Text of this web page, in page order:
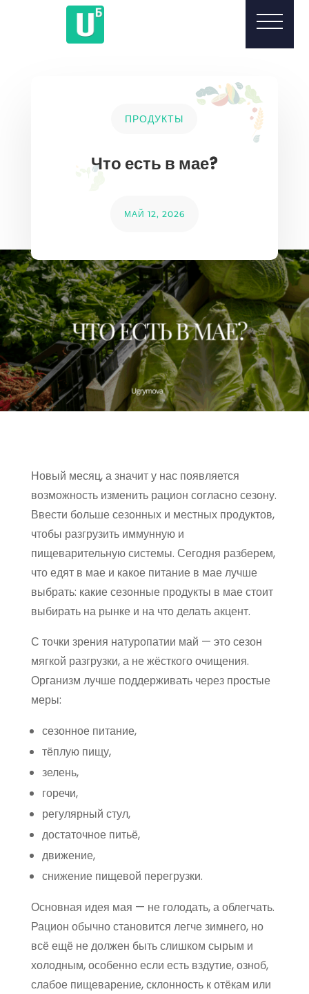
ПРОДУКТЫ
Что есть в мае?
МАЙ 12, 2026
Новый месяц, а значит у нас появляется
возможность изменить рацион согласно сезону.
Ввести больше сезонных и местных продуктов,
чтобы разгрузить иммунную и
пищеварительную системы. Сегодня разберем,
что едят в мае и какое питание в мае лучше
выбрать: какие сезонные продукты в мае стоит
выбирать на рынке и на что делать акцент.
С точки зрения натуропатии май — это сезон
мягкой разгрузки, а не жёсткого очищения.
Организм лучше поддерживать через простые
меры:
сезонное питание,
тёплую пищу,
зелень,
горечи,
регулярный стул,
достаточное питьё,
движение,
снижение пищевой перегрузки.
Основная идея мая — не голодать, а облегчать.
Рацион обычно становится легче зимнего, но
всё ещё не должен быть слишком сырым и
холодным, особенно если есть вздутие, озноб,
слабое пищеварение, склонность к отёкам или